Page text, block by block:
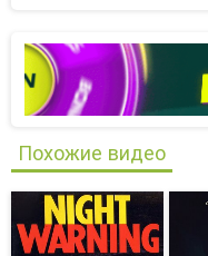
Похожие видео